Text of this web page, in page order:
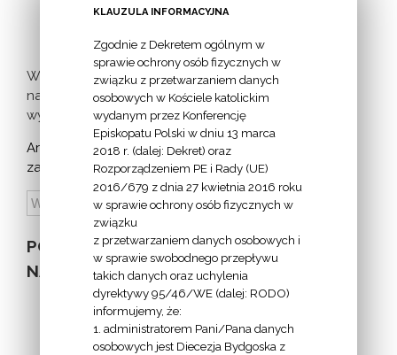
milczącej [...]
Więcej
nadchodzących
wydarzeń >
Archiwum
zapowiedzi:
POZOSTAŁE
NA STRONIE
KLAUZULA INFORMACYJNA
Zgodnie z Dekretem ogólnym w
sprawie ochrony osób fizycznych w
związku z przetwarzaniem danych
osobowych w Kościele katolickim
wydanym przez Konferencję
Episkopatu Polski w dniu 13 marca
2018 r. (dalej: Dekret) oraz
Rozporządzeniem PE i Rady (UE)
2016/679 z dnia 27 kwietnia 2016 roku
w sprawie ochrony osób fizycznych w
związku
z przetwarzaniem danych osobowych i
w sprawie swobodnego przepływu
takich danych oraz uchylenia
dyrektywy 95/46/WE (dalej: RODO)
informujemy, że:
1. administratorem Pani/Pana danych
osobowych jest Diecezja Bydgoska z